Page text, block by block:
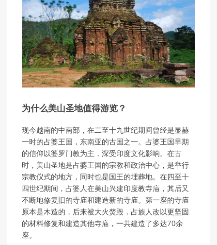
为什么美山圣地值得游览？
现今越南的中南部，在二至十九世纪期间曾经是显赫
一时的占婆王国，东南亚的古国之一。占婆王国早期
的信仰以婆罗门教为主，深受印度文化影响。在古
时，美山圣地是占婆王国的宗教和政治中心，是举行
宗教仪式的地方，同时也是国王的埋葬地。在四至十
四世纪期间，占婆人在美山兴建印度教寺庙，其后又
不断地修复旧的寺庙和建造新的寺庙。第一座的寺庙
原本是木造的，后来被大火焚毁，占族人改以更坚固
的材料修复和建造其他寺庙，一共建造了多达70余
座。